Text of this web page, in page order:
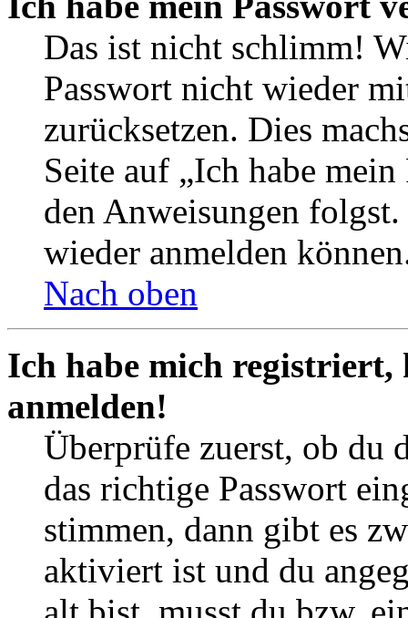
Das ist nicht schlimm!
Passwort nicht wieder
zurücksetzen. Dies
Seite auf „Ich habe
den Anweisungen
wieder anmelden
Nach oben
Ich habe mich
anmelden!
Überprüfe zuerst, ob du
das richtige Passwort
stimmen, dann gibt es
aktiviert ist und du